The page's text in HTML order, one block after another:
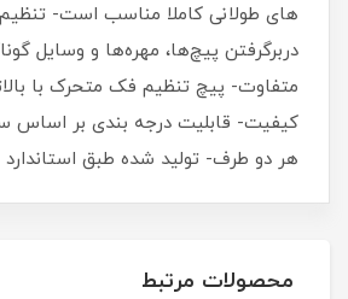
های طولانی کاملا مناسب است-
دربرگرفتن پیچ‌ها، مهره‌ها و وسایل
متفاوت- پیچ تنظیم فک متحرک با
کیفیت- قابلیت درجه بندی بر اساس
هر دو طرف- تولید شده طبق استاندارد ANSI
محصولات مرتبط